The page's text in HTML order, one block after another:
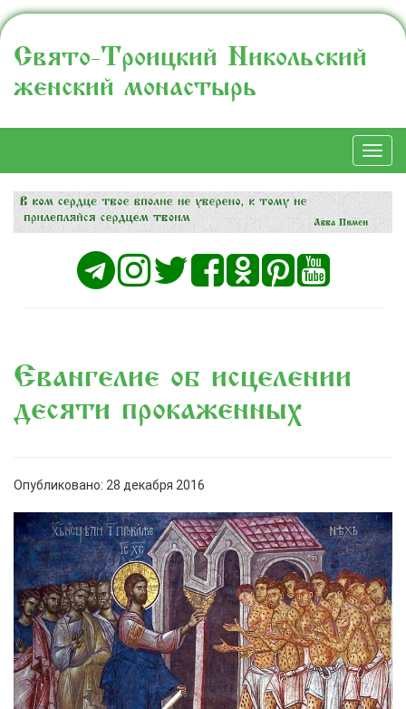
Свято-Троицкий Никольский
женский монастырь
Евангелие об исцелении
десяти прокаженных
Опубликовано: 28 декабря 2016